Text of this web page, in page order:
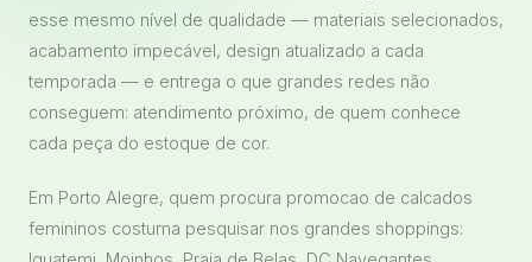
esse mesmo nível de qualidade — materiais selecionados,
acabamento impecável, design atualizado a cada
temporada — e entrega o que grandes redes não
conseguem: atendimento próximo, de quem conhece
cada peça do estoque de cor.
Em Porto Alegre, quem procura promocao de calcados
femininos costuma pesquisar nos grandes shoppings: